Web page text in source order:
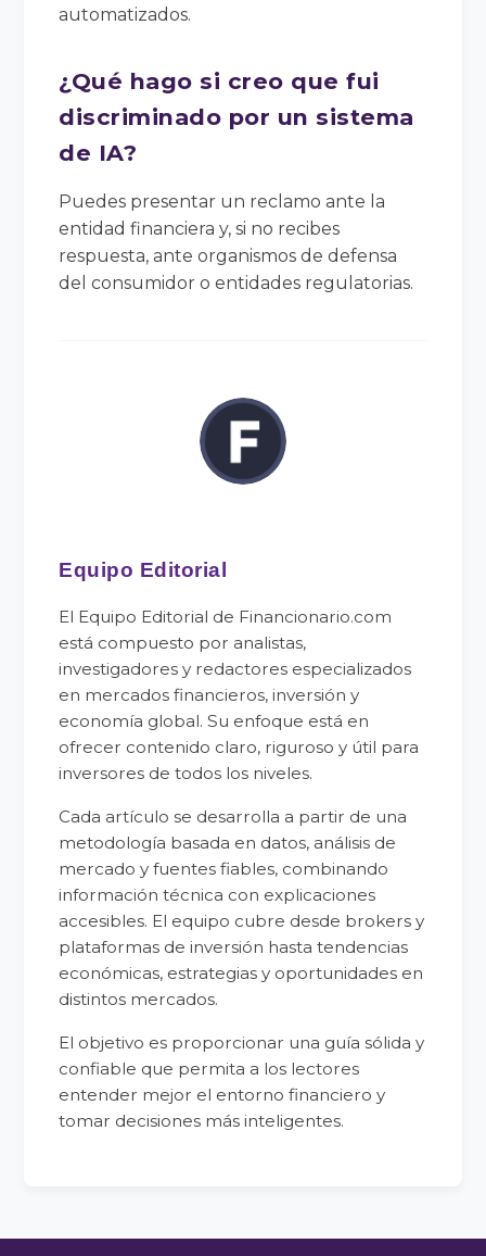
automatizados.
¿Qué hago si creo que fui
discriminado por un sistema
de IA?
Puedes presentar un reclamo ante la
entidad financiera y, si no recibes
respuesta, ante organismos de defensa
del consumidor o entidades regulatorias.
Equipo Editorial
El Equipo Editorial de Financionario.com
está compuesto por analistas,
investigadores y redactores especializados
en mercados financieros, inversión y
economía global. Su enfoque está en
ofrecer contenido claro, riguroso y útil para
inversores de todos los niveles.
Cada artículo se desarrolla a partir de una
metodología basada en datos, análisis de
mercado y fuentes fiables, combinando
información técnica con explicaciones
accesibles. El equipo cubre desde brokers y
plataformas de inversión hasta tendencias
económicas, estrategias y oportunidades en
distintos mercados.
El objetivo es proporcionar una guía sólida y
confiable que permita a los lectores
entender mejor el entorno financiero y
tomar decisiones más inteligentes.